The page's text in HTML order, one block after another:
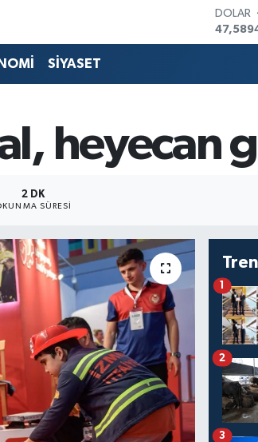
DOLAR
EURO
13.703
SİYASET
heyecan
2 DK
SÜRESI
1
2
3